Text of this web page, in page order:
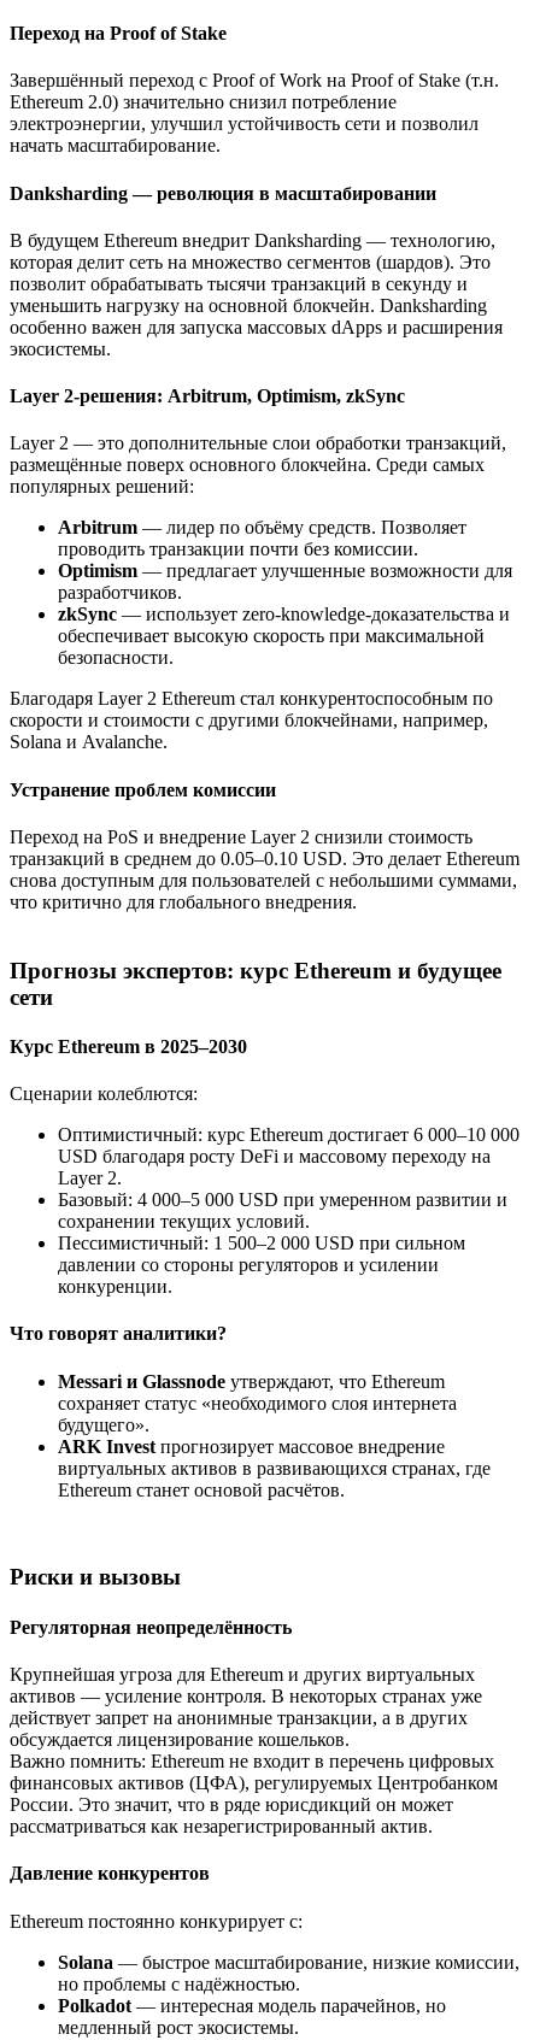
Переход на Proof of Stake
Завершённый переход с Proof of Work на Proof of Stake (т.н.
Ethereum 2.0) значительно снизил потребление
электроэнергии, улучшил устойчивость сети и позволил
начать масштабирование.
Danksharding — революция в масштабировании
В будущем Ethereum внедрит Danksharding — технологию,
которая делит сеть на множество сегментов (шардов). Это
позволит обрабатывать тысячи транзакций в секунду и
уменьшить нагрузку на основной блокчейн. Danksharding
особенно важен для запуска массовых dApps и расширения
экосистемы.
Layer 2-решения: Arbitrum, Optimism, zkSync
Layer 2 — это дополнительные слои обработки транзакций,
размещённые поверх основного блокчейна. Среди самых
популярных решений:
Arbitrum — лидер по объёму средств. Позволяет
проводить транзакции почти без комиссии.
Optimism — предлагает улучшенные возможности для
разработчиков.
zkSync — использует zero-knowledge-доказательства и
обеспечивает высокую скорость при максимальной
безопасности.
Благодаря Layer 2 Ethereum стал конкурентоспособным по
скорости и стоимости с другими блокчейнами, например,
Solana и Avalanche.
Устранение проблем комиссии
Переход на PoS и внедрение Layer 2 снизили стоимость
транзакций в среднем до 0.05–0.10 USD. Это делает Ethereum
снова доступным для пользователей с небольшими суммами,
что критично для глобального внедрения.
Прогнозы экспертов: курс Ethereum и будущее
сети
Курс Ethereum в 2025–2030
Сценарии колеблются:
Оптимистичный: курс Ethereum достигает 6 000–10 000
USD благодаря росту DeFi и массовому переходу на
Layer 2.
Базовый: 4 000–5 000 USD при умеренном развитии и
сохранении текущих условий.
Пессимистичный: 1 500–2 000 USD при сильном
давлении со стороны регуляторов и усилении
конкуренции.
Что говорят аналитики?
Messari и Glassnode утверждают, что Ethereum
сохраняет статус «необходимого слоя интернета
будущего».
ARK Invest прогнозирует массовое внедрение
виртуальных активов в развивающихся странах, где
Ethereum станет основой расчётов.
Риски и вызовы
Регуляторная неопределённость
Крупнейшая угроза для Ethereum и других виртуальных
активов — усиление контроля. В некоторых странах уже
действует запрет на анонимные транзакции, а в других
обсуждается лицензирование кошельков.
Важно помнить: Ethereum не входит в перечень цифровых
финансовых активов (ЦФА), регулируемых Центробанком
России. Это значит, что в ряде юрисдикций он может
рассматриваться как незарегистрированный актив.
Давление конкурентов
Ethereum постоянно конкурирует с:
Solana — быстрое масштабирование, низкие комиссии,
но проблемы с надёжностью.
Polkadot — интересная модель парачейнов, но
медленный рост экосистемы.